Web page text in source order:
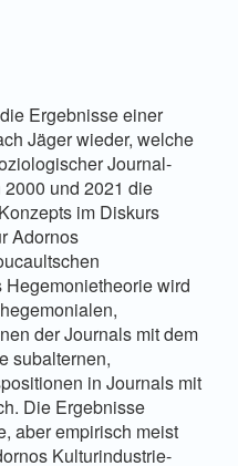
Ergebnisse einer
Jäger wieder, welche
Journal-
und 2021 die
im Diskurs
Adornos
wird
der Journals mit dem
subalternen,
in Journals mit
Die Ergebnisse
aber empirisch meist
Kulturindustrie-